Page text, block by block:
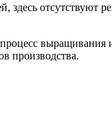
отсутствуют
выращивания и
производства.